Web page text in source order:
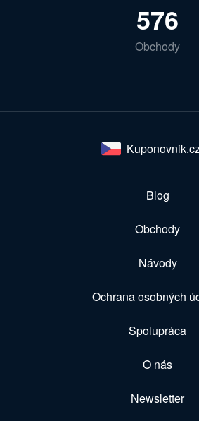
576
Obchody
Blog
Obchody
Návody
Ochrana osobných
Spolupráca
O nás
Newsletter